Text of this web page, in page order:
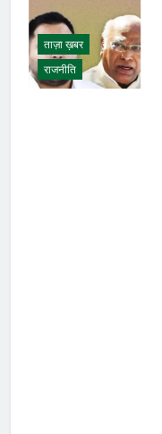
ताज़ा ख़बर
राजनीति